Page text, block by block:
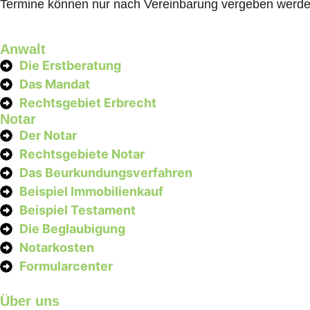
Termine können nur nach Vereinbarung vergeben
Anwalt
Die Erstberatung
Das Mandat
Rechtsgebiet Erbrecht
Notar
Der Notar
Rechtsgebiete Notar
Das Beurkundungsverfahren
Beispiel Immobilienkauf
Beispiel Testament
Die Beglaubigung
Notarkosten
Formularcenter
Über uns